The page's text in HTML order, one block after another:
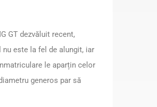
GT dezvăluit recent,
este la fel de alungit, iar
le aparțin celor
generos par să